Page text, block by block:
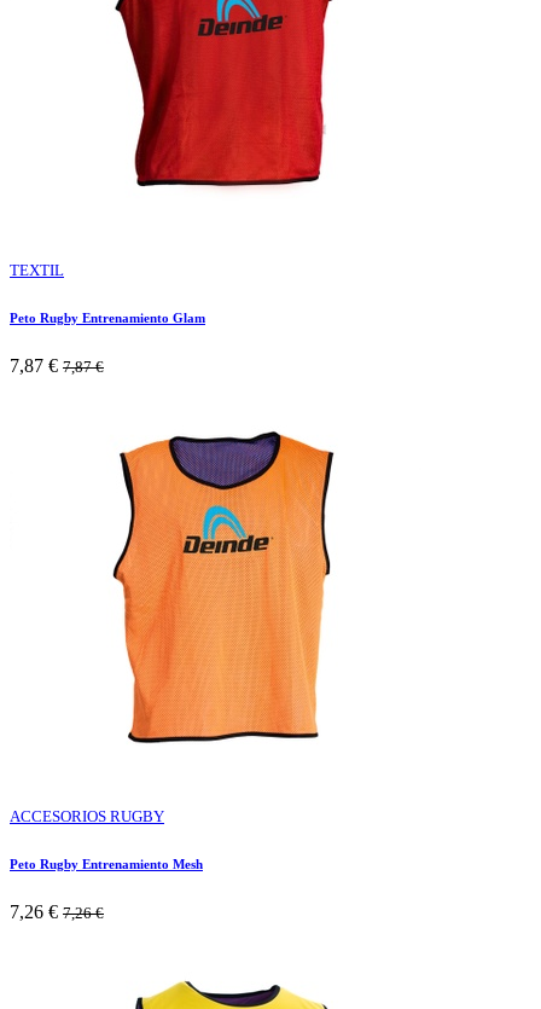
TEXTIL
Peto Rugby Entrenamiento Glam
7,87 € 7,87€
ACCESORIOS RUGBY
Peto Rugby Entrenamiento Mesh
7,26 € 7,26€